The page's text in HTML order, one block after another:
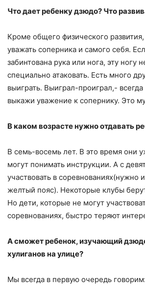
Что дает ребенку дзюдо? Что
Кроме общего физического
уважать соперника и самого себя.
забинтована рука или нога, эту ногу
специально атаковать. Есть много
выиграть. Выиграл-проиграл,-
выкажи уважение к сопернику. Это
В каком возрасте нужно отдавать
В семь-восемь лет. В это время они
могут понимать инструкции. А с
участвовать в соревнованиях(нужно
желтый пояс). Некоторые клубы
Но дети, которые не могут
соревнованиях, быстро теряют
А сможет ребенок, изучающий
хулиганов на улице?
Мы всегда в первую очередь